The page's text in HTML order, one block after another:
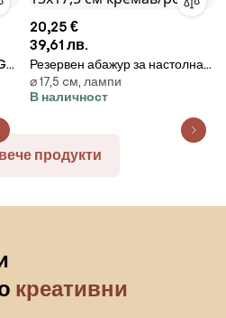
20,25 €
39,61 лв.
Резервен абажур за настолна
лампа ROSA 13x17,5 см кремав/
розов
⌀ 17,5 cм, лампи
В наличност
продукти
креативни